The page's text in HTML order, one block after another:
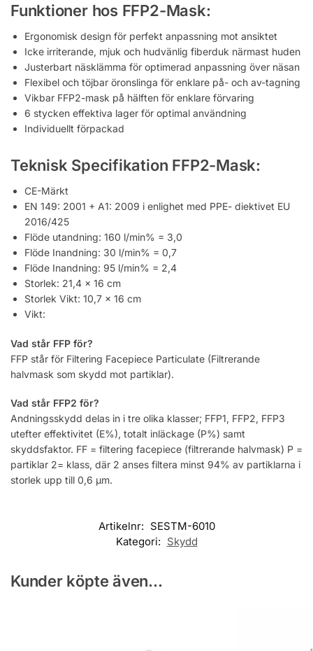
Funktioner hos FFP2-Mask:
Ergonomisk design för perfekt anpassning mot ansiktet
Icke irriterande, mjuk och hudvänlig fiberduk närmast huden
Justerbart näsklämma för optimerad anpassning över näsan
Flexibel och töjbar öronslinga för enklare på- och av-tagning
Vikbar FFP2-mask på hälften för enklare förvaring
6 stycken effektiva lager för optimal användning
Individuellt förpackad
Teknisk Specifikation FFP2-Mask:
CE-Märkt
EN 149: 2001 + A1: 2009 i enlighet med PPE- diektivet EU
2016/425
Flöde utandning: 160 l/min% = 3,0
Flöde Inandning: 30 l/min% = 0,7
Flöde Inandning: 95 l/min% = 2,4
Storlek: 21,4 x 16 cm
Storlek Vikt: 10,7 x 16 cm
Vikt:
Vad står FFP för?
FFP står för Filtering Facepiece Particulate (Filtrerande
halvmask som skydd mot partiklar).
Vad står FFP2 för?
Andningsskydd delas in i tre olika klasser; FFP1, FFP2, FFP3
utefter effektivitet (E%), totalt inläckage (P%) samt
skyddsfaktor. FF = filtering facepiece (filtrerande halvmask) P =
partiklar 2= klass, där 2 anses filtera minst 94% av partiklarna i
storlek upp till 0,6 μm.
Artikelnr: SESTM-6010
Kategori: Skydd
Kunder köpte även...